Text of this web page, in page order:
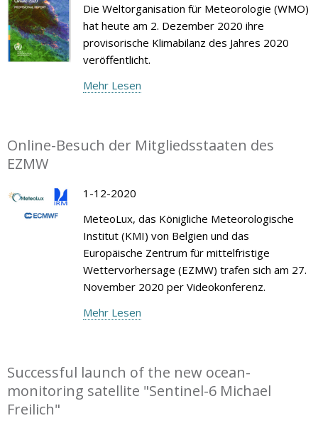
Die Weltorganisation für Meteorologie (WMO)
hat heute am 2. Dezember 2020 ihre
provisorische Klimabilanz des Jahres 2020
veröffentlicht.
Mehr Lesen
Online-Besuch der Mitgliedsstaaten des
EZMW
1-12-2020
MeteoLux, das Königliche Meteorologische
Institut (KMI) von Belgien und das
Europäische Zentrum für mittelfristige
Wettervorhersage (EZMW) trafen sich am 27.
November 2020 per Videokonferenz.
Mehr Lesen
Successful launch of the new ocean-
monitoring satellite "Sentinel-6 Michael
Freilich"